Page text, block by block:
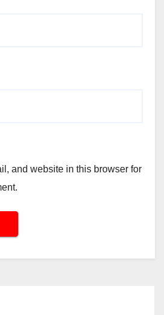
and website in this browser for